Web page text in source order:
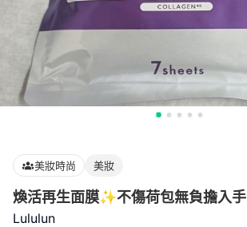
美妝時尚 美妝
煥活再生面膜✨不傷荷包無負擔入手
Lululun